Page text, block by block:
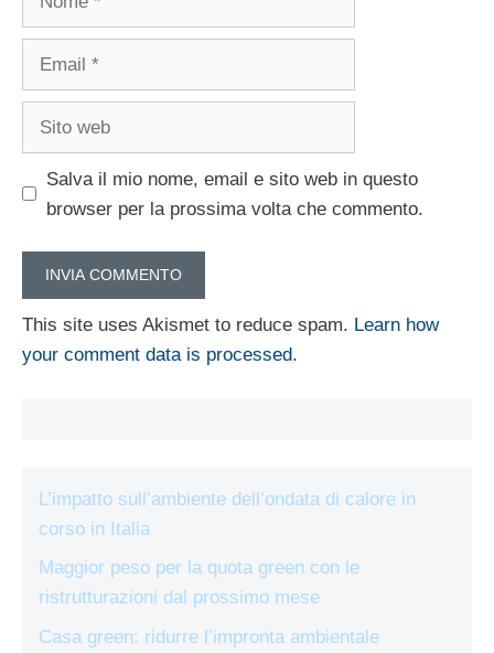
Salva il mio nome, email e sito web in questo
browser per la prossima volta che commento.
This site uses Akismet to reduce spam. Learn how
your comment data is processed.
L’impatto sull’ambiente dell’ondata di calore in
corso in Italia
Maggior peso per la quota green con le
ristrutturazioni dal prossimo mese
Casa green: ridurre l’impronta ambientale